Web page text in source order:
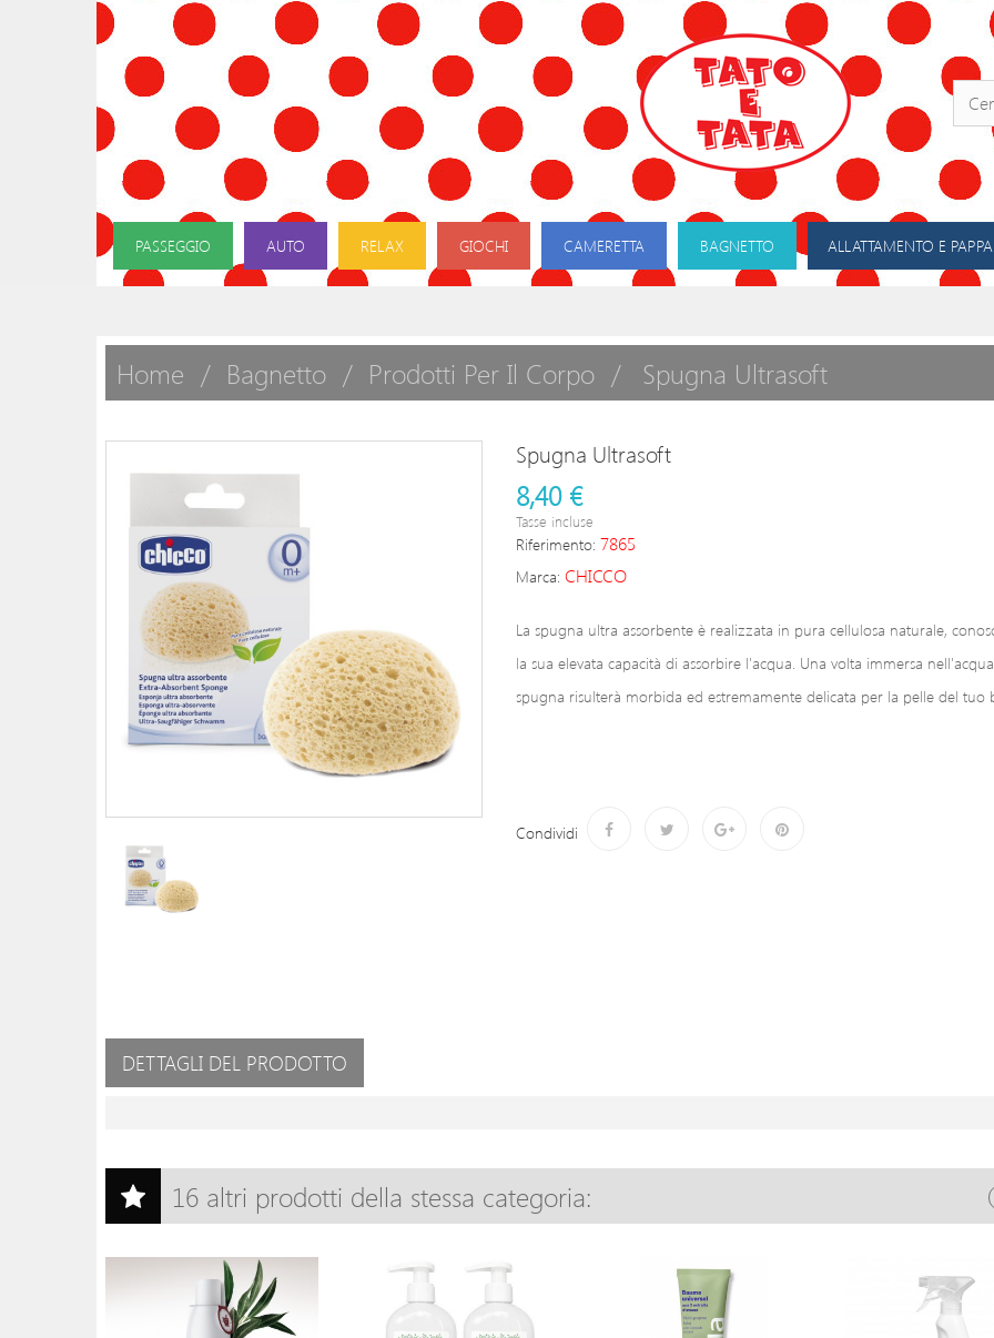
PASSEGGIO AUTO RELAX GIOCHI CAMERETTA BAGNETTO ALLATTAMENTO E PAPPA
Home Bagnetto Prodotti Per Il Corpo Spugna Ultrasoft
Spugna Ultrasoft
8,40 €
Tasse incluse
Riferimento: 7865
Marca: CHICCO
La spugna ultra assorbente è realizzata in pura cellulosa naturale,
la sua elevata capacità di assorbire l'acqua. Una volta immersa
spugna risulterà morbida ed estremamente delicata per la pelle del tuo
Condividi
DETTAGLI DEL PRODOTTO
16 altri prodotti della stessa categoria: